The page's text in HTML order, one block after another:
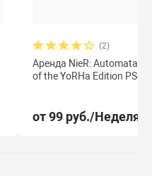
(2)
Аренда NieR: Automata
of the YoRHa Edition PS4
от 99 руб./Неделя.